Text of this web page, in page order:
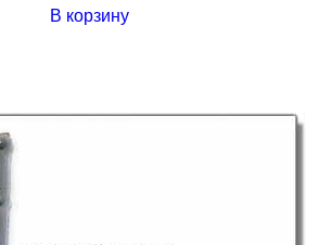
В корзину